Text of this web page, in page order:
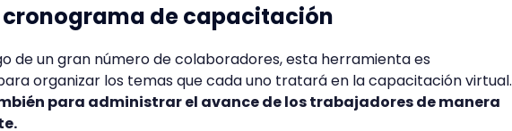
cronograma de capacitación
de un gran número de colaboradores, esta herramienta es
organizar los temas que cada uno tratará en la capacitación virtual.
para administrar el avance de los trabajadores de manera